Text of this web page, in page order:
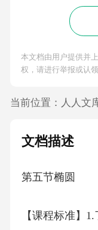
本文档由用户提供并
权，请进行举报或认领
当前位置： 人人文
文档描述
第五节椭圆
【课程标准】